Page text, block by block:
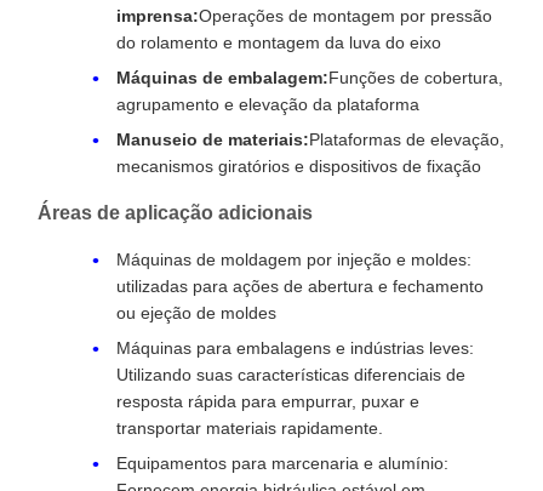
imprensa:Operações de montagem por pressão
do rolamento e montagem da luva do eixo
Máquinas de embalagem:Funções de cobertura,
agrupamento e elevação da plataforma
Manuseio de materiais:Plataformas de elevação,
mecanismos giratórios e dispositivos de fixação
Áreas de aplicação adicionais
Máquinas de moldagem por injeção e moldes:
utilizadas para ações de abertura e fechamento
ou ejeção de moldes
Máquinas para embalagens e indústrias leves:
Utilizando suas características diferenciais de
resposta rápida para empurrar, puxar e
transportar materiais rapidamente.
Equipamentos para marcenaria e alumínio: